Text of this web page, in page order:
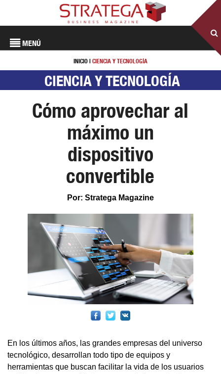
MENÚ
INICIO | CIENCIA Y TECNOLOGÍA
CIENCIA Y TECNOLOGÍA
Cómo aprovechar al
máximo un
dispositivo
convertible
Por: Stratega Magazine
En los últimos años, las grandes empresas del universo
tecnológico, desarrollan todo tipo de equipos y
herramientas que buscan facilitar la vida de los usuarios